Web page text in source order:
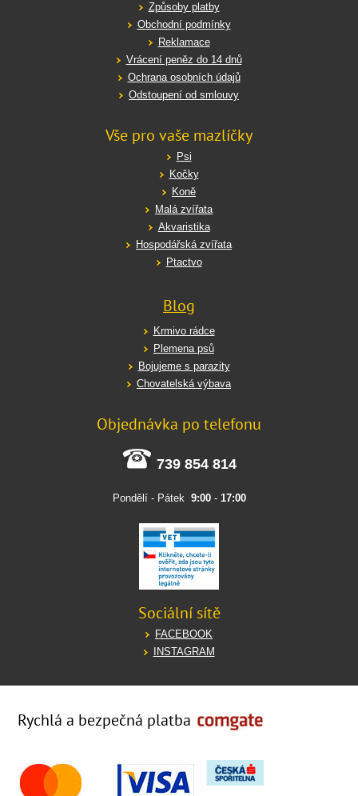
Způsoby platby
Obchodní podmínky
Reklamace
Vrácení peněz do 14 dnů
Ochrana osobních údajů
Odstoupení od smlouvy
Vše pro vaše mazlíčky
Psi
Kočky
Koně
Malá zvířata
Akvaristika
Hospodářská zvířata
Ptactvo
Blog
Krmivo rádce
Plemena psů
Bojujeme s parazity
Chovatelská výbava
Objednávka po telefonu
739 854 814
Pondělí - Pátek 9:00- 17:00
Sociální sítě
FACEBOOK
INSTAGRAM
Rychlá a bezpečná platba